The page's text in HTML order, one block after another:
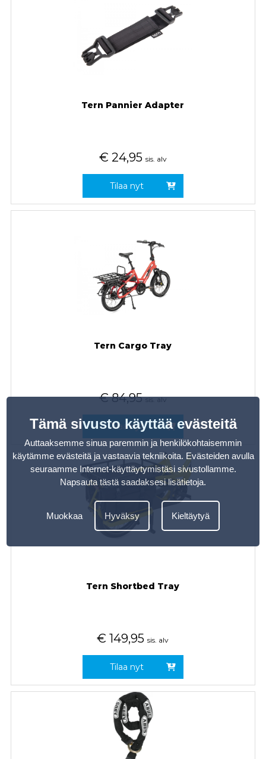
Tern Pannier Adapter
€ 24,95 sis. alv
Tilaa nyt
Tern Cargo Tray
€ 84,95 sis. alv
Tilaa nyt
Tern Shortbed Tray
€ 149,95 sis. alv
Tilaa nyt
Tämä sivusto käyttää evästeitä
Auttaaksemme sinua paremmin ja henkilökohtaisemmin
käytämme evästeitä ja vastaavia tekniikoita. Evästeiden avulla
seuraamme Internet-käyttäytymistäsi sivustollamme.
Napsauta tästä saadaksesi lisätietoja.
Muokkaa Hyväksy Kieltäytyä